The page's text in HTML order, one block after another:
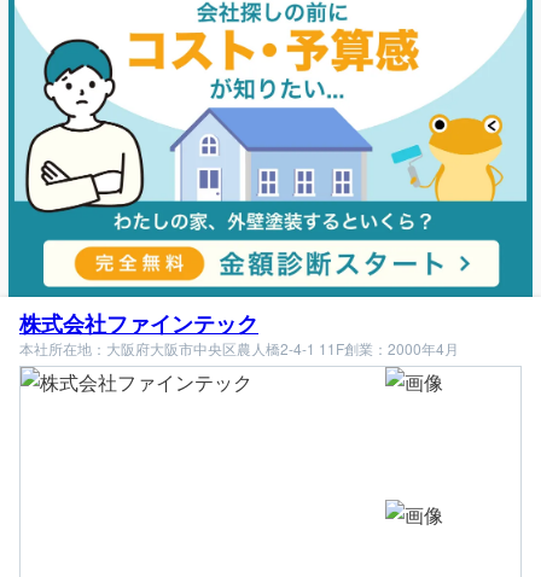
株式会社ファインテック
本社所在地：大阪府大阪市中央区農人橋2-4-1 11F創業：2000年4月